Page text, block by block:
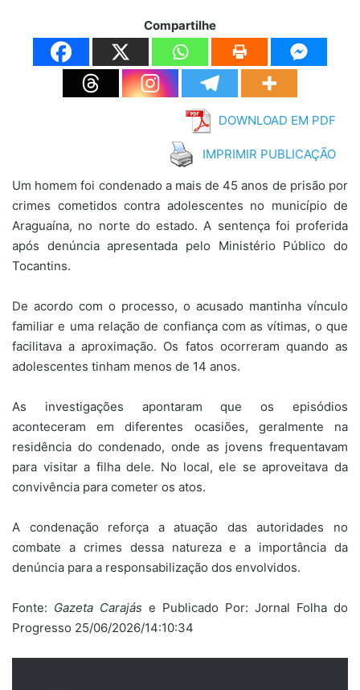
Compartilhe
DOWNLOAD EM PDF
IMPRIMIR PUBLICAÇÃO
Um homem foi condenado a mais de 45 anos de prisão por
crimes cometidos contra adolescentes no município de
Araguaína, no norte do estado. A sentença foi proferida
após denúncia apresentada pelo Ministério Público do
Tocantins.
De acordo com o processo, o acusado mantinha vínculo
familiar e uma relação de confiança com as vítimas, o que
facilitava a aproximação. Os fatos ocorreram quando as
adolescentes tinham menos de 14 anos.
As investigações apontaram que os episódios
aconteceram em diferentes ocasiões, geralmente na
residência do condenado, onde as jovens frequentavam
para visitar a filha dele. No local, ele se aproveitava da
convivência para cometer os atos.
A condenação reforça a atuação das autoridades no
combate a crimes dessa natureza e a importância da
denúncia para a responsabilização dos envolvidos.
Fonte: Gazeta Carajás e Publicado Por: Jornal Folha do
Progresso 25/06/2026/14:10:34